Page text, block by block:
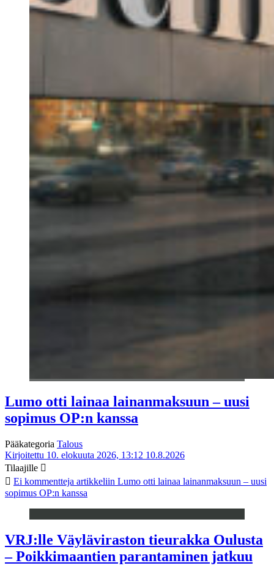
Lumo otti lainaa lainanmaksuun – uusi
sopimus OP:n kanssa
Pääkategoria Talous
Kirjoitettu 10. elokuuta 2026, 13:12 10.8.2026
Tilaajille
Ei kommentteja artikkeliin Lumo otti lainaa lainanmaksuun – uusi
sopimus OP:n kanssa
VRJ:lle Väyläviraston tieurakka Oulusta
– Poikkimaantien parantaminen jatkuu